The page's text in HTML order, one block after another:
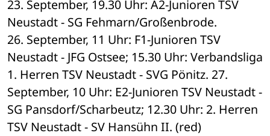
23. September, 19.30 Uhr: A2-Junioren TSV
Neustadt - SG Fehmarn/Großenbrode.
26. September, 11 Uhr: F1-Junioren TSV
Neustadt - JFG Ostsee; 15.30 Uhr: Verbandsliga
1. Herren TSV Neustadt - SVG Pönitz. 27.
September, 10 Uhr: E2-Junioren TSV Neustadt -
SG Pansdorf/Scharbeutz; 12.30 Uhr: 2. Herren
TSV Neustadt - SV Hansühn II. (red)